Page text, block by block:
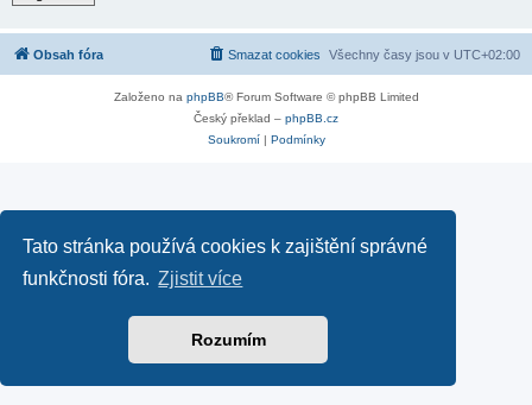
Tato stránka používá cookies k zajištění správné
funkčnosti fóra. Zjistit více
Rozumím
Obsah fóra Všechny časy jsou v UTC+02:00
Smazat cookies
Založeno na phpBB® Forum Software © phpBB Limited
Český překlad – phpBB.cz
Soukromí| Podmínky